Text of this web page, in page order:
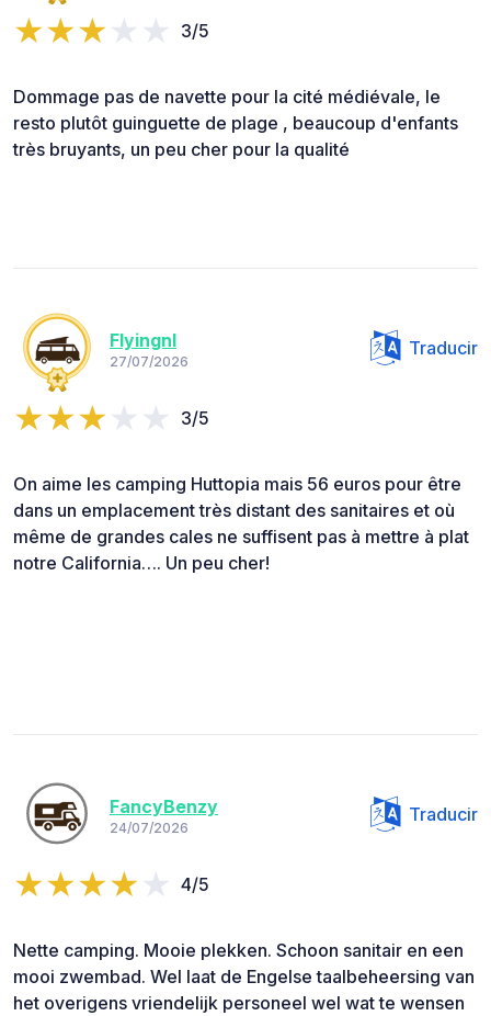
3/5
Dommage pas de navette pour la cité médiévale, le
resto plutôt guinguette de plage , beaucoup d'enfants
très bruyants, un peu cher pour la qualité
Flyingnl
27/07/2026
Traducir
3/5
On aime les camping Huttopia mais 56 euros pour être
dans un emplacement très distant des sanitaires et où
même de grandes cales ne suffisent pas à mettre à plat
notre California…. Un peu cher!
FancyBenzy
24/07/2026
Traducir
4/5
Nette camping. Mooie plekken. Schoon sanitair en een
mooi zwembad. Wel laat de Engelse taalbeheersing van
het overigens vriendelijk personeel wel wat te wensen